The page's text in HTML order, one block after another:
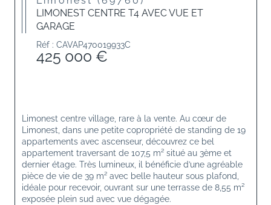
LIMONEST CENTRE T4 AVEC VUE ET
GARAGE
Réf : CAVAP470019933C
425 000 €
Limonest centre village, rare à la vente. Au cœur de
Limonest, dans une petite copropriété de standing de 19
appartements avec ascenseur, découvrez ce bel
appartement traversant de 107,5 m² situé au 3ème et
dernier étage. Très lumineux, il bénéficie d’une agréable
pièce de vie de 39 m² avec belle hauteur sous plafond,
idéale pour recevoir, ouvrant sur une terrasse de 8,55 m²
exposée plein sud avec vue dégagée.